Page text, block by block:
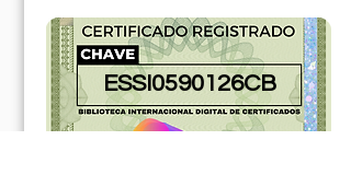
ESSI0590126CB